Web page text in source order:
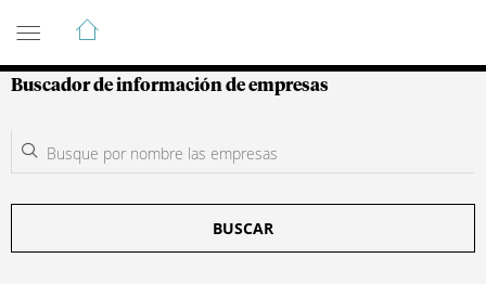
Guía de Empresas Colombianas
Buscador de información de empresas
BUSCAR